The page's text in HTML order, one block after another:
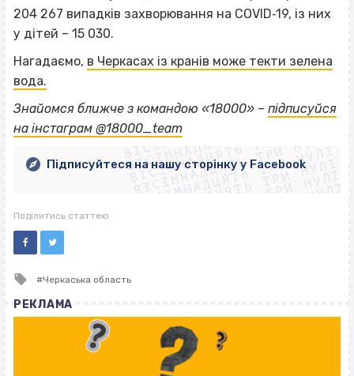
204 267 випадків захворювання на COVID‐19, із них
у дітей – 15 030.
Нагадаємо, в Черкасах із кранів може текти зелена
вода.
Знайомся ближче з командою «18000» – підписуйся
на інстаграм @18000_teamВІСІМНАДЦЯТЬ ТРИ НУЛІ
ВІСІМНАДЦЯТЬ ТРИ НУЛІ
ВІСІМНАДЦЯТЬ ТРИ НУЛІ
ВІСІМНАДЦЯТЬ ТРИ НУЛІ
ВІСІМНАДЦЯТЬ ТРИ НУЛІ
ВІСІМНАДЦЯТЬ ТРИ НУЛІ
ВІСІМНАДЦЯТЬ ТРИ НУЛІ
ВІСІМНАДЦЯТЬ ТРИ НУЛІ
Підписуйтеся на нашу сторінку у Facebook
Поділитись статтею
Tagged
Черкаська область
РЕКЛАМА